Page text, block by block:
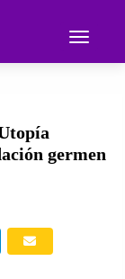
Toggle
germen